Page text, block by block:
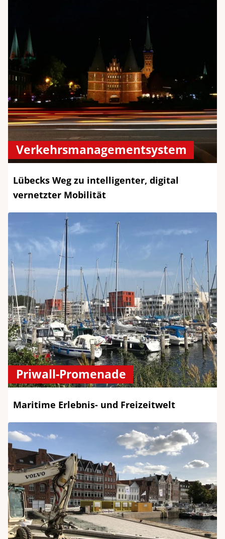
Verkehrsmanagementsystem
Lübecks Weg zu intelligenter, digital
vernetzter Mobilität
Priwall-Promenade
Maritime Erlebnis- und Freizeitwelt